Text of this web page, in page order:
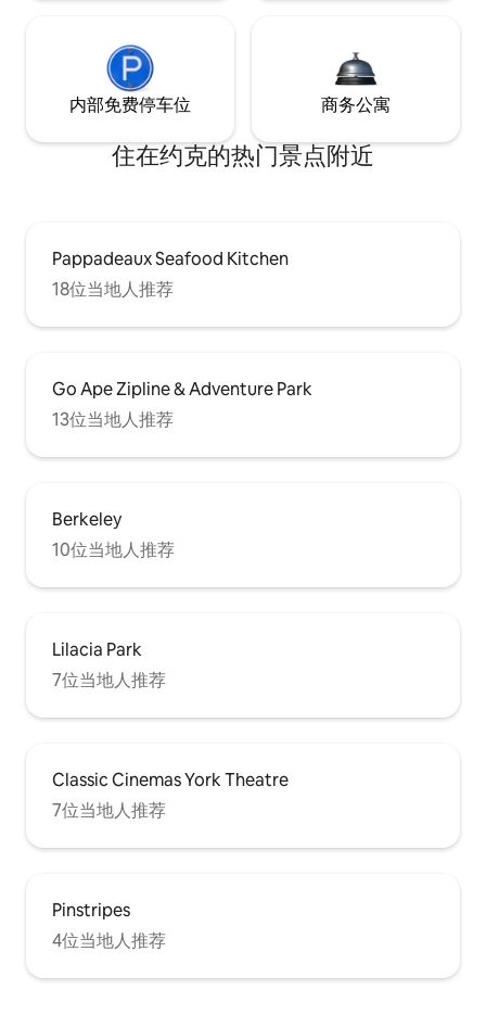
内部免费停车位 商务公寓
住在约克的热门景点附近
Pappadeaux Seafood Kitchen
18位当地人推荐
Go Ape Zipline & Adventure Park
13位当地人推荐
Berkeley
10位当地人推荐
Lilacia Park
7位当地人推荐
Classic Cinemas York Theatre
7位当地人推荐
Pinstripes
4位当地人推荐